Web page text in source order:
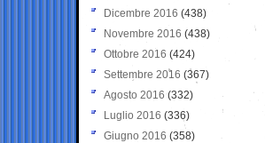
Dicembre 2016 (438)
Novembre 2016 (438)
Ottobre 2016 (424)
Settembre 2016 (367)
Agosto 2016 (332)
Luglio 2016 (336)
Giugno 2016 (358)